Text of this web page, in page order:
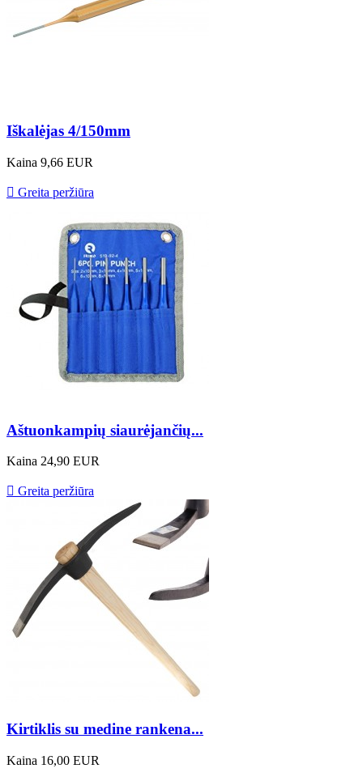
Iškalėjas 4/150mm
Kaina 9,66 EUR
 Greita peržiūra
Aštuonkampių siaurėjančių...
Kaina 24,90 EUR
 Greita peržiūra
Kirtiklis su medine rankena...
Kaina 16,00 EUR